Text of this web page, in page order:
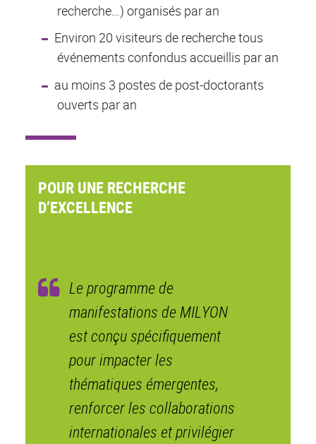
recherche…) organisés par an
Environ 20 visiteurs de recherche tous
événements confondus accueillis par an
au moins 3 postes de post-doctorants
ouverts par an
POUR UNE RECHERCHE
D’EXCELLENCE
Le programme de
manifestations de MILYON
est conçu spécifiquement
pour impacter les
thématiques émergentes,
renforcer les collaborations
internationales et privilégier